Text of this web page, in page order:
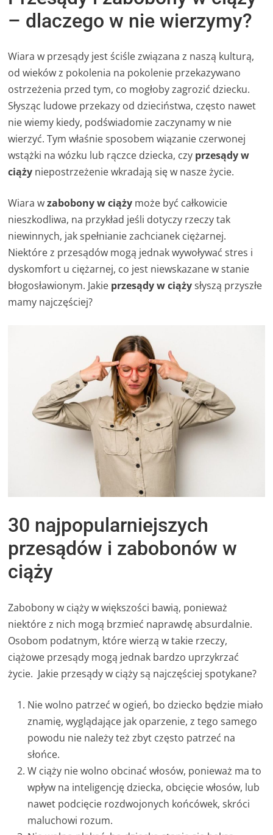
– dlaczego w nie wierzymy?
Wiara w przesądy jest ściśle związana z naszą kulturą,
od wieków z pokolenia na pokolenie przekazywano
ostrzeżenia przed tym, co mogłoby zagrozić dziecku.
Słysząc ludowe przekazy od dzieciństwa, często nawet
nie wiemy kiedy, podświadomie zaczynamy w nie
wierzyć. Tym właśnie sposobem wiązanie czerwonej
wstążki na wózku lub rączce dziecka, czy przesądy w
ciąży niepostrzeżenie wkradają się w nasze życie.
Wiara wzabobony w ciąży może być całkowicie
nieszkodliwa, na przykład jeśli dotyczy rzeczy tak
niewinnych, jak spełnianie zachcianek ciężarnej.
Niektóre z przesądów mogą jednak wywoływać stres i
dyskomfort u ciężarnej, co jest niewskazane w stanie
błogosławionym. Jakie przesądy w ciążysłyszą przyszłe
mamy najczęściej?
30 najpopularniejszych
przesądów i zabobonów w
ciąży
Zabobony w ciąży w większości bawią, ponieważ
niektóre z nich mogą brzmieć naprawdę absurdalnie.
Osobom podatnym, które wierzą w takie rzeczy,
ciążowe przesądy mogą jednak bardzo uprzykrzać
życie. Jakie przesądy w ciąży są najczęściej spotykane?
Nie wolno patrzeć w ogień, bo dziecko będzie miało
znamię, wyglądające jak oparzenie, z tego samego
powodu nie należy też zbyt często patrzeć na
słońce.
W ciąży nie wolno obcinać włosów, ponieważ ma to
wpływ na inteligencję dziecka, obcięcie włosów, lub
nawet podcięcie rozdwojonych końcówek, skróci
maluchowi rozum.